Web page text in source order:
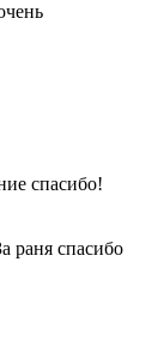
спасибо!
спасибо